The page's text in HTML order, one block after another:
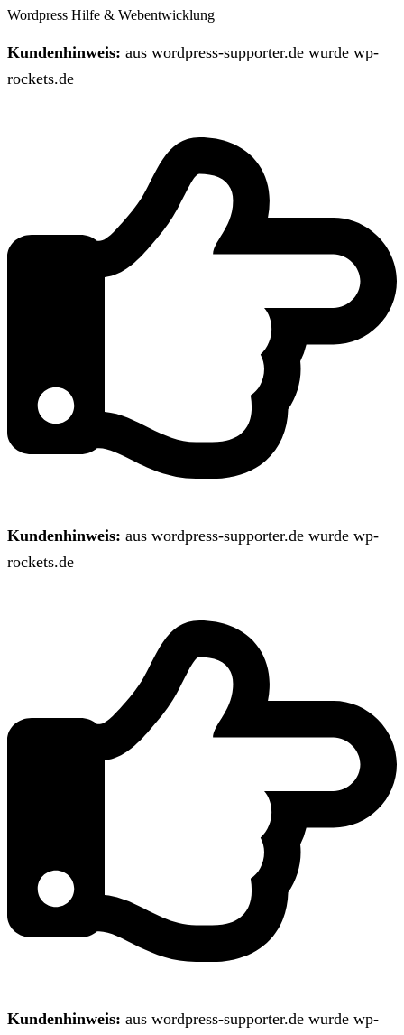
Wordpress Hilfe & Webentwicklung
Kundenhinweis: aus wordpress-supporter.de wurde wp-
rockets.de
Kundenhinweis: aus wordpress-supporter.de wurde wp-
rockets.de
Kundenhinweis: aus wordpress-supporter.de wurde wp-